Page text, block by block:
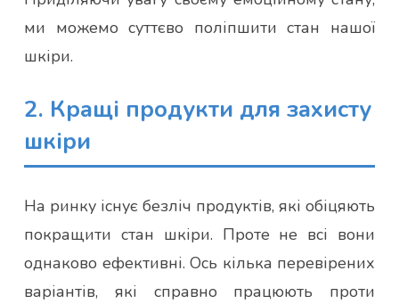
ми можемо суттєво поліпшити стан нашої
шкіри.
2. Кращі продукти для захисту
шкіри
На ринку існує безліч продуктів, які обіцяють
покращити стан шкіри. Проте не всі вони
однаково ефективні. Ось кілька перевірених
варіантів, які справно працюють проти